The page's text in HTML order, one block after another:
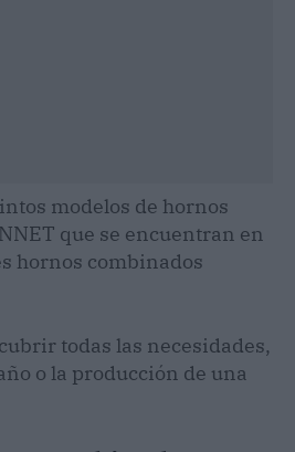
modelos de hornos
que se encuentran en
hornos combinados
todas las necesidades,
o la producción de una